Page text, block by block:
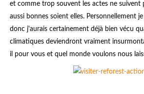
et comme trop souvent les actes ne suivent
aussi bonnes soient elles. Personnellement
donc j'aurais certainement déjà bien vécu
climatiques deviendront vraiment
il pour vous et quel monde voulons nous